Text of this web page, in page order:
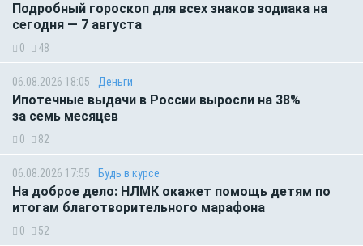
Подробный гороскоп для всех знаков зодиака на
сегодня — 7 августа
0 48
06.08.2026 18:05 Деньги
Ипотечные выдачи в России выросли на 38%
за семь месяцев
0 82
06.08.2026 17:55 Будь в курсе
На доброе дело: НЛМК окажет помощь детям по
итогам благотворительного марафона
0 52